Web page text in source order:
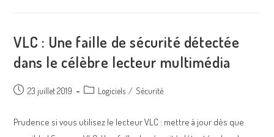
VLC : Une faille de sécurité détectée
dans le célèbre lecteur multimédia
23 juillet 2019 Logiciels / Sécurité
Prudence si vous utilisez le lecteur VLC : mettre à jour dès que